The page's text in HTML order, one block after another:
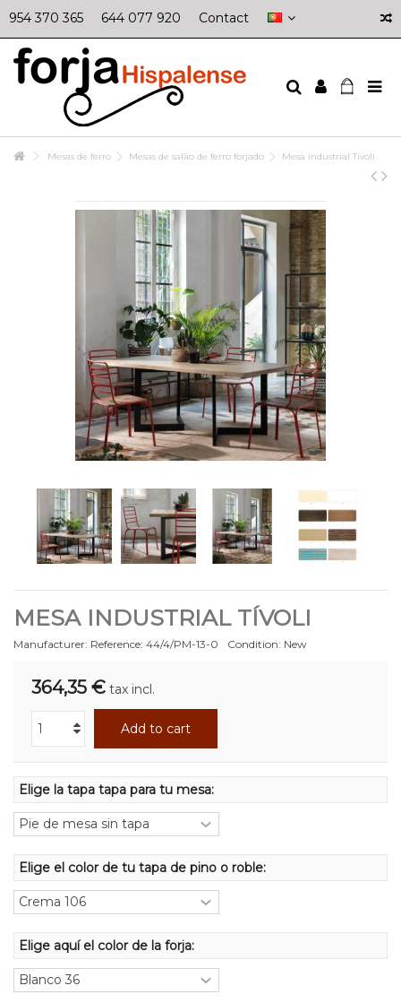
954 370 365 644 077 920 Contact
Mesas de ferro Mesas de salão de ferro forjado Mesa industrial Tívoli
MESA INDUSTRIAL TÍVOLI
Manufacturer: Reference: 44/4/PM-13-0 Condition: New
364,35 € tax incl.
Add to cart
Elige aquí el color de la forja:
Elige la tapa tapa para tu mesa:
Elige el color de tu tapa de pino o roble: